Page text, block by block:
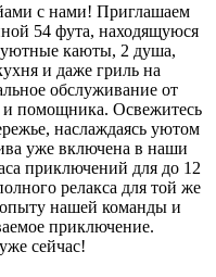
с нами! Приглашаем
54 фута, находящуюся
каюты, 2 душа,
и даже гриль на
обслуживание от
помощника. Освежитесь
наслаждаясь уютом
уже включена в наши
приключений для до 12
релакса для той же
нашей команды и
приключение.
сейчас!